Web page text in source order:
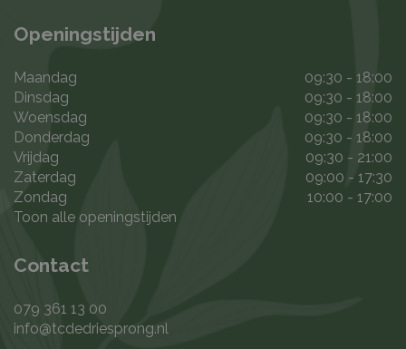
Openingstijden
Maandag
09:30 - 18:00
Dinsdag
09:30 - 18:00
Woensdag
09:30 - 18:00
Donderdag
09:30 - 18:00
Vrijdag
09:30 - 21:00
Zaterdag
09:00 - 17:30
Zondag
10:00 - 17:00
Toon alle openingstijden
Contact
079 361 13 00
info@tcdedriesprong.nl